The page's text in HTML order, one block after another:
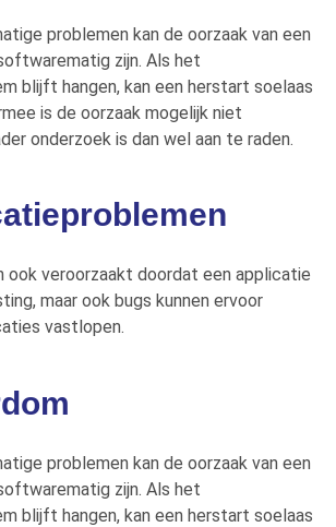
problemen kan de oorzaak van een
zijn. Als het
blijft hangen, kan een herstart soelaas
is de oorzaak mogelijk niet
onderzoek is dan wel aan te raden.
ook veroorzaakt doordat een applicatie
maar ook bugs kunnen ervoor
vastlopen.
problemen kan de oorzaak van een
zijn. Als het
blijft hangen, kan een herstart soelaas